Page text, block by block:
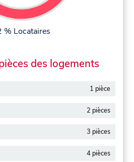
% Locataires
des logements
1 pièce
2 pièces
3 pièces
4 pièces